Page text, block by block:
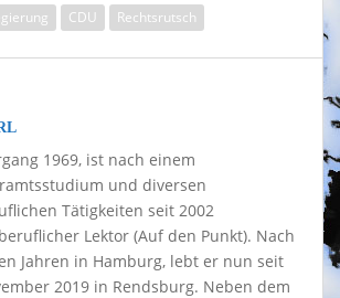
CDU Rechtsrutsch
1969, ist nach einem
und diversen
Tätigkeiten seit 2002
Lektor (Auf den Punkt). Nach
Jahren in Hamburg, lebt er nun seit
2019 in Rendsburg. Neben dem